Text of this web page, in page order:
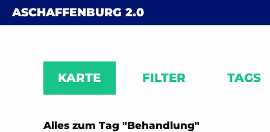
Skip to content
ASCHAFFENBURG 2.0
KARTE FILTER TAGS
Alles zum Tag "Behandlung"